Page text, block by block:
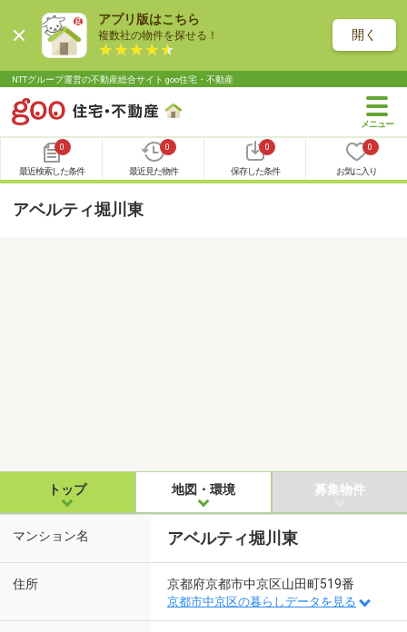
アプリ版はこちら
複数社の物件を探せる！ 開く
NTTグループ運営の不動産総合サイト goo住宅・不動産
0
最近検索した条件
0
最近見た物件
0
保存した条件
0
お気に入り
アベルティ堀川東
トップ 地図・環境 募集物件
マンション名 アベルティ堀川東
住所 京都府京都市中京区山田町519番
京都市中京区の暮らしデータを見る